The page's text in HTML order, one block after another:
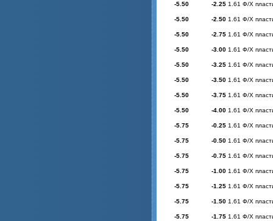
-5.50 -2.25 1.61 Ф/Х
-5.50 -2.50 1.61 Ф/Х
-5.50 -2.75 1.61 Ф/Х
-5.50 -3.00 1.61 Ф/Х
-5.50 -3.25 1.61 Ф/Х
-5.50 -3.50 1.61 Ф/Х
-5.50 -3.75 1.61 Ф/Х
-5.50 -4.00 1.61 Ф/Х
-5.75 -0.25 1.61 Ф/Х
-5.75 -0.50 1.61 Ф/Х
-5.75 -0.75 1.61 Ф/Х
-5.75 -1.00 1.61 Ф/Х
-5.75 -1.25 1.61 Ф/Х
-5.75 -1.50 1.61 Ф/Х
-5.75 -1.75 1.61 Ф/Х